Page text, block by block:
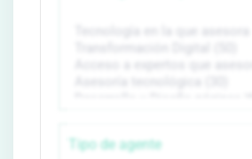
Tipo de agente